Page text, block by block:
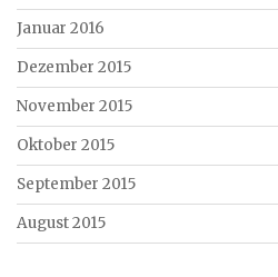
Januar 2016
Dezember 2015
November 2015
Oktober 2015
September 2015
August 2015